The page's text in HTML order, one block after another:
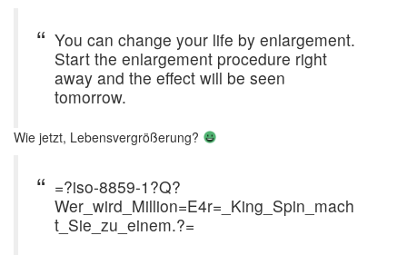
You can change your life by enlargement.
Start the enlargement procedure right
away and the effect will be seen
tomorrow.
Wie jetzt, Lebensvergrößerung?
=?iso-8859-1?Q?
Wer_wird_Million=E4r=_King_Spin_mach
t_Sie_zu_einem.?=